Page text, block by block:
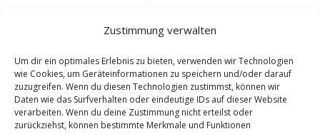
Zustimmung verwalten
Um dir ein optimales Erlebnis zu bieten, verwenden wir Technologien
wie Cookies, um Geräteinformationen zu speichern und/oder darauf
zuzugreifen. Wenn du diesen Technologien zustimmst, können wir
Daten wie das Surfverhalten oder eindeutige IDs auf dieser Website
verarbeiten. Wenn du deine Zustimmung nicht erteilst oder
zurückziehst, können bestimmte Merkmale und Funktionen
Sicherheitsdienst Gedern | Versicherung
Gedern |Hundeschule Gedern|Schamane
Gedern|Reisebüro Gedern
Contents [show]